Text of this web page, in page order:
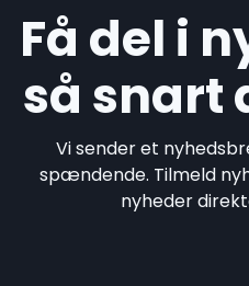
Få del i
så snart
Vi sender et
spændende. Tilmeld
nyheder